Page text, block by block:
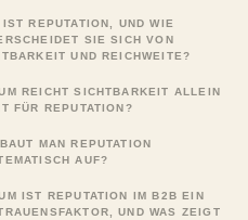
IST REPUTATION, UND WIE
SIE SICH VON
UND REICHWEITE?
REICHT SICHTBARKEIT ALLEIN
FÜR REPUTATION?
MAN REPUTATION
AUF?
IST REPUTATION IM B2B EIN
UND WAS ZEIGT